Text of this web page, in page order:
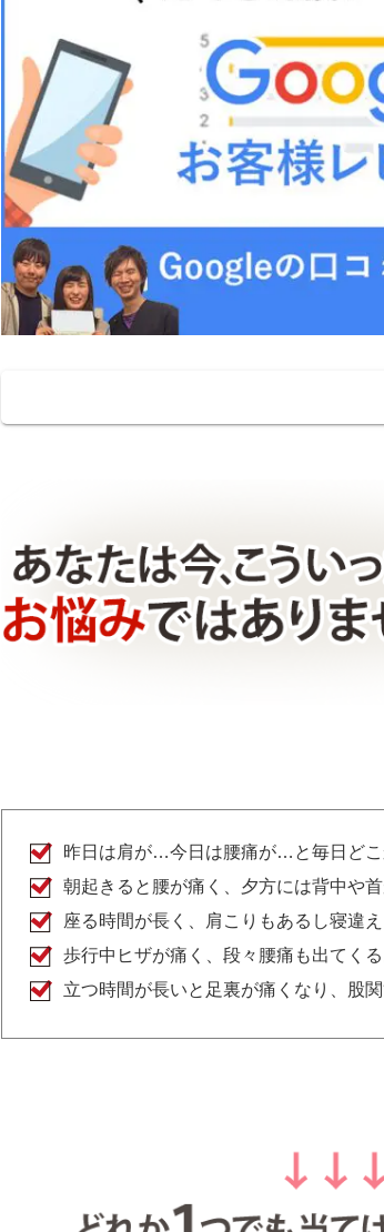
昨日は肩が…今日は腰痛が…と毎日どこ
朝起きると腰が痛く、夕方には背中や首
座る時間が長く、肩こりもあるし寝違え
歩行中ヒザが痛く、段々腰痛も出てくる
立つ時間が長いと足裏が痛くなり、股関